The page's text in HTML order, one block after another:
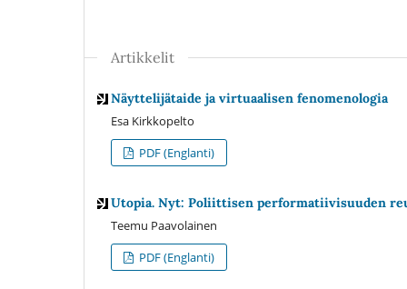
Artikkelit
Näyttelijätaide ja virtuaalisen fenomenologia
Esa Kirkkopelto
PDF (Englanti)
Utopia. Nyt: Poliittisen performatiivisuuden
Teemu Paavolainen
PDF (Englanti)